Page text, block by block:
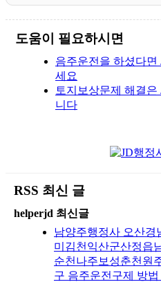
도움이 필요하시면
음주운전을 하셨다
세요
토지보상문제 해결
니다
RSS 최신 글
helperjd 최신글
남양주행정사 오산경
미김천익산군산정읍
순천나주보성춘천원
구 음주운전구제 방